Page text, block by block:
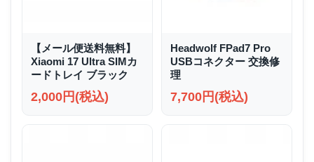
【メール便送料無料】
Xiaomi 17 Ultra SIMカ
ードトレイ ブラック
2,000円(税込)
Headwolf FPad7 Pro
USBコネクター 交換修
理
7,700円(税込)